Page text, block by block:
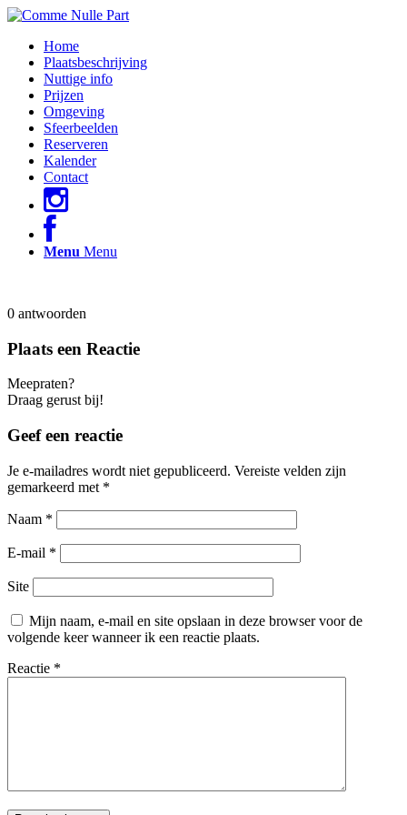
Home
Plaatsbeschrijving
Nuttige info
Prijzen
Omgeving
Sfeerbeelden
Reserveren
Kalender
Contact
Menu Menu
0 antwoorden
Plaats een Reactie
Meepraten?
Draag gerust bij!
Geef een reactie
Je e-mailadres wordt niet gepubliceerd. Vereiste velden zijn
gemarkeerd met *
Naam *
E-mail *
Site
Mijn naam, e-mail en site opslaan in deze browser voor de
volgende keer wanneer ik een reactie plaats.
Reactie *